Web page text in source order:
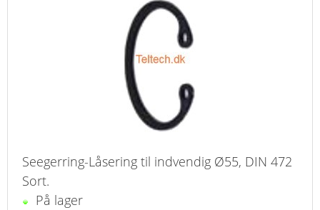
Seegerring-Låsering til indvendig Ø55, DIN 472
Sort.
På lager